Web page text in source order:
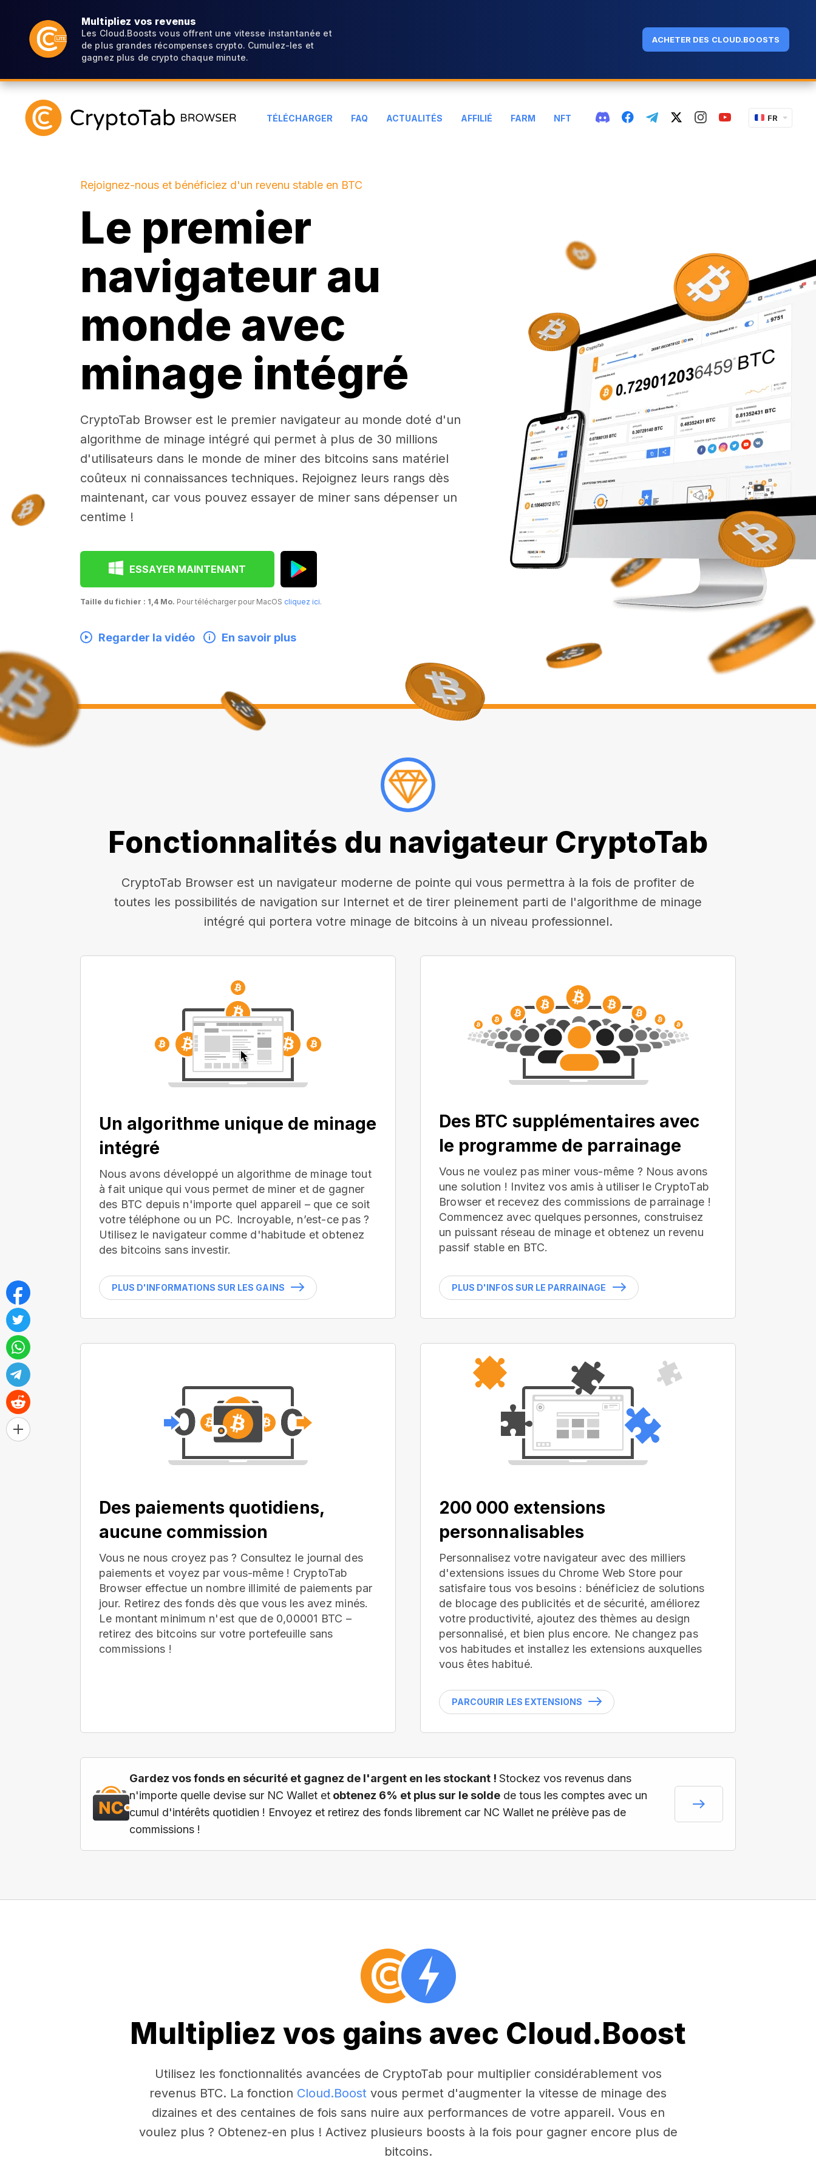
Multipliez vos revenus
Les Cloud.Boosts vous offrent une vitesse instantanée et
de plus grandes récompenses crypto. Cumulez-les et
gagnez plus de crypto chaque minute.
ACHETER DES CLOUD.BOOSTS
TÉLÉCHARGER FAQ ACTUALITÉS AFFILIÉ FARM NFT FR
Rejoignez-nous et bénéficiez d'un revenu stable en BTC
Le premier
navigateur au
monde avec
minage intégré
CryptoTab Browser est le premier navigateur au monde doté d'un
algorithme de minage intégré qui permet à plus de 30 millions
d'utilisateurs dans le monde de miner des bitcoins sans matériel
coûteux ni connaissances techniques. Rejoignez leurs rangs dès
maintenant, car vous pouvez essayer de miner sans dépenser un
centime !
ESSAYER MAINTENANT
Taille du fichier : 1,4 Mo. Pour télécharger pour MacOS cliquez ici.
Regarder la vidéo En savoir plus
Fonctionnalités du navigateur CryptoTab
CryptoTab Browser est un navigateur moderne de pointe qui vous permettra à la fois de profiter de
toutes les possibilités de navigation sur Internet et de tirer pleinement parti de l'algorithme de minage
intégré qui portera votre minage de bitcoins à un niveau professionnel.
Un algorithme unique de minage
intégré
Nous avons développé un algorithme de minage tout
à fait unique qui vous permet de miner et de gagner
des BTC depuis n'importe quel appareil – que ce soit
votre téléphone ou un PC. Incroyable, n’est-ce pas ?
Utilisez le navigateur comme d'habitude et obtenez
des bitcoins sans investir.
PLUS D'INFORMATIONS SUR LES GAINS
Des BTC supplémentaires avec
le programme de parrainage
Vous ne voulez pas miner vous-même ? Nous avons
une solution ! Invitez vos amis à utiliser le CryptoTab
Browser et recevez des commissions de parrainage !
Commencez avec quelques personnes, construisez
un puissant réseau de minage et obtenez un revenu
passif stable en BTC.
PLUS D'INFOS SUR LE PARRAINAGE
Des paiements quotidiens,
aucune commission
Vous ne nous croyez pas ? Consultez le journal des
paiements et voyez par vous-même ! CryptoTab
Browser effectue un nombre illimité de paiements par
jour. Retirez des fonds dès que vous les avez minés.
Le montant minimum n'est que de 0,00001 BTC –
retirez des bitcoins sur votre portefeuille sans
commissions !
200 000 extensions
personnalisables
Personnalisez votre navigateur avec des milliers
d'extensions issues du Chrome Web Store pour
satisfaire tous vos besoins : bénéficiez de solutions
de blocage des publicités et de sécurité, améliorez
votre productivité, ajoutez des thèmes au design
personnalisé, et bien plus encore. Ne changez pas
vos habitudes et installez les extensions auxquelles
vous êtes habitué.
PARCOURIR LES EXTENSIONS
Gardez vos fonds en sécurité et gagnez de l'argent en les stockant ! Stockez vos revenus dans
n'importe quelle devise sur NC Wallet et obtenez 6% et plus sur le solde de tous les comptes avec un
cumul d'intérêts quotidien ! Envoyez et retirez des fonds librement car NC Wallet ne prélève pas de
commissions !
Multipliez vos gains avec Cloud.Boost
Utilisez les fonctionnalités avancées de CryptoTab pour multiplier considérablement vos
revenus BTC. La fonction Cloud.Boost vous permet d'augmenter la vitesse de minage des
dizaines et des centaines de fois sans nuire aux performances de votre appareil. Vous en
voulez plus ? Obtenez-en plus ! Activez plusieurs boosts à la fois pour gagner encore plus de
bitcoins.